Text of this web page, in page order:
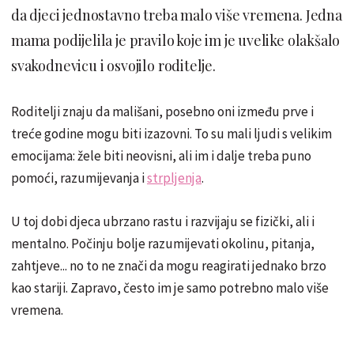
da djeci jednostavno treba malo više vremena. Jedna
mama podijelila je pravilo koje im je uvelike olakšalo
svakodnevicu i osvojilo roditelje.
Roditelji znaju da mališani, posebno oni između prve i
treće godine mogu biti izazovni. To su mali ljudi s velikim
emocijama: žele biti neovisni, ali im i dalje treba puno
pomoći, razumijevanja istrpljenja.
U toj dobi djeca ubrzano rastu i razvijaju se fizički, ali i
mentalno. Počinju bolje razumijevati okolinu, pitanja,
zahtjeve... no to ne znači da mogu reagirati jednako brzo
kao stariji. Zapravo, često im je samo potrebno malo više
vremena.